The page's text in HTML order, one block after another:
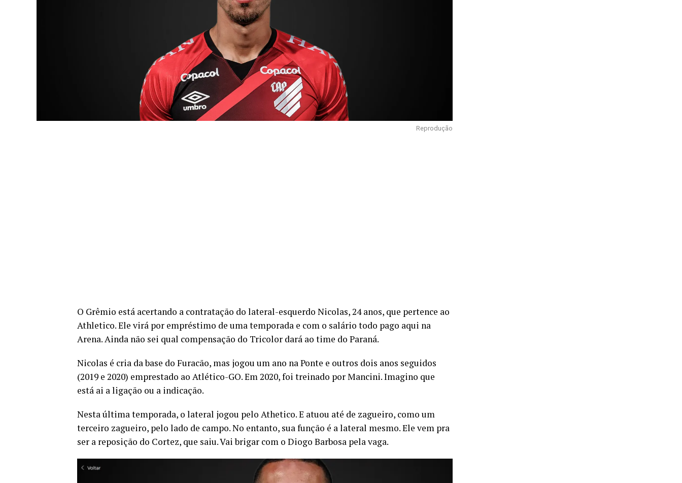
Reprodução
O Grêmio está acertando a contratação do lateral-esquerdo Nicolas, 24 anos, que pertence ao
Athletico. Ele virá por empréstimo de uma temporada e com o salário todo pago aqui na
Arena. Ainda não sei qual compensação do Tricolor dará ao time do Paraná.
Nicolas é cria da base do Furacão, mas jogou um ano na Ponte e outros dois anos seguidos
(2019 e 2020) emprestado ao Atlético-GO. Em 2020, foi treinado por Mancini. Imagino que
está ai a ligação ou a indicação.
Nesta última temporada, o lateral jogou pelo Athetico. E atuou até de zagueiro, como um
terceiro zagueiro, pelo lado de campo. No entanto, sua função é a lateral mesmo. Ele vem pra
ser a reposição do Cortez, que saiu. Vai brigar com o Diogo Barbosa pela vaga.